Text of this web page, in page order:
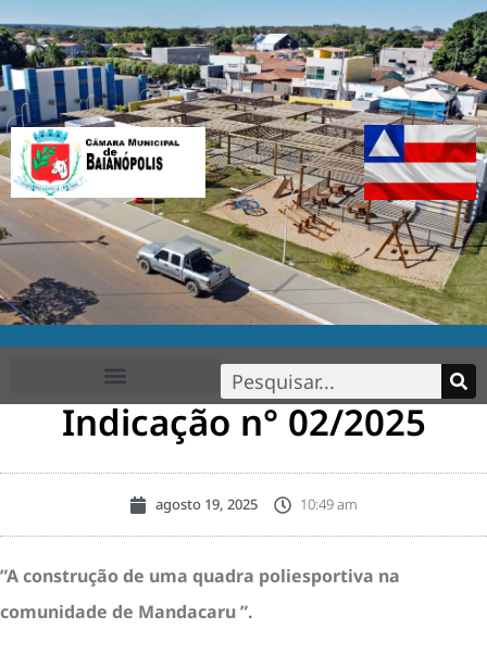
Indicação n° 02/2025
agosto 19, 2025 10:49 am
”A construção de uma quadra poliesportiva na
comunidade de Mandacaru ”.